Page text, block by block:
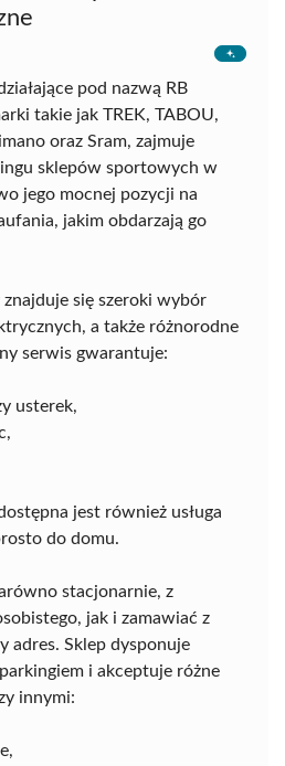
pod nazwą RB
takie jak TREK, TABOU,
oraz Sram, zajmuje
sklepów sportowych w
jego mocnej pozycji na
jakim obdarzają go
się szeroki wybór
a także różnorodne
serwis gwarantuje:
usterek,
jest również usługa
do domu.
stacjonarnie, z
jak i zamawiać z
adres. Sklep dysponuje
i akceptuje różne
innymi: